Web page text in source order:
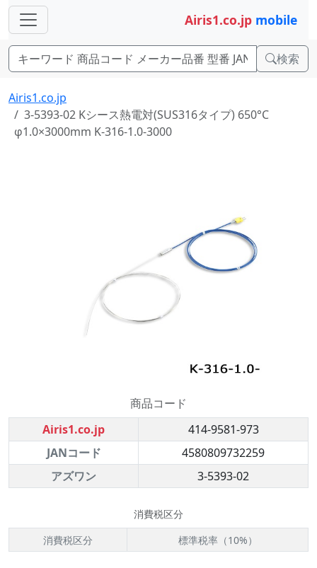
Airis1.co.jp mobile
検索
Airis1.co.jp
3-5393-02 Kシース熱電対(SUS316タイプ) 650°C
φ1.0×3000mm K-316-1.0-3000
商品コード
Airis1.co.jp
414-9581-973
JANコード
4580809732259
アズワン
3-5393-02
消費税区分
消費税区分
標準税率（10%）